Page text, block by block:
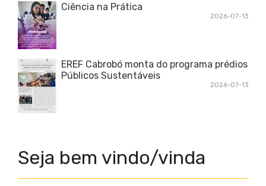
Ciência na Prática
2026-07-13
EREF Cabrobó monta do programa prédios
Públicos Sustentáveis
2026-07-13
Seja bem vindo/vinda